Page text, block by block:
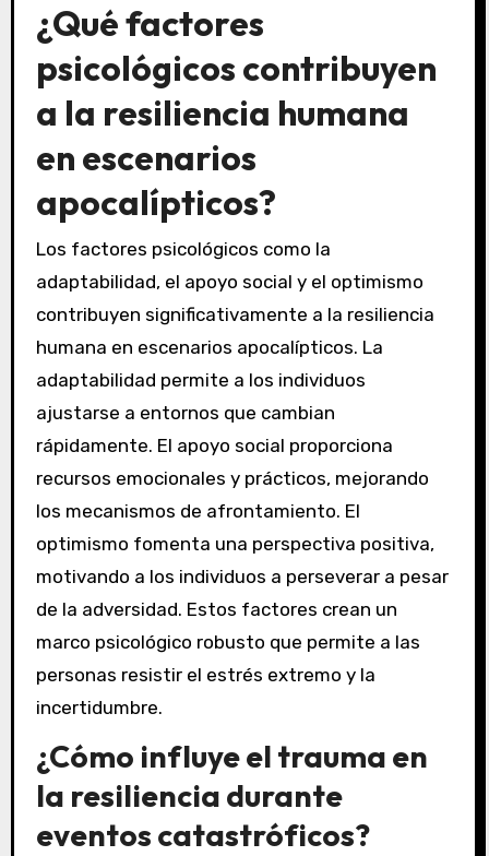
¿Qué factores
psicológicos contribuyen
a la resiliencia humana
en escenarios
apocalípticos?
Los factores psicológicos como la
adaptabilidad, el apoyo social y el optimismo
contribuyen significativamente a la resiliencia
humana en escenarios apocalípticos. La
adaptabilidad permite a los individuos
ajustarse a entornos que cambian
rápidamente. El apoyo social proporciona
recursos emocionales y prácticos, mejorando
los mecanismos de afrontamiento. El
optimismo fomenta una perspectiva positiva,
motivando a los individuos a perseverar a pesar
de la adversidad. Estos factores crean un
marco psicológico robusto que permite a las
personas resistir el estrés extremo y la
incertidumbre.
¿Cómo influye el trauma en
la resiliencia durante
eventos catastróficos?